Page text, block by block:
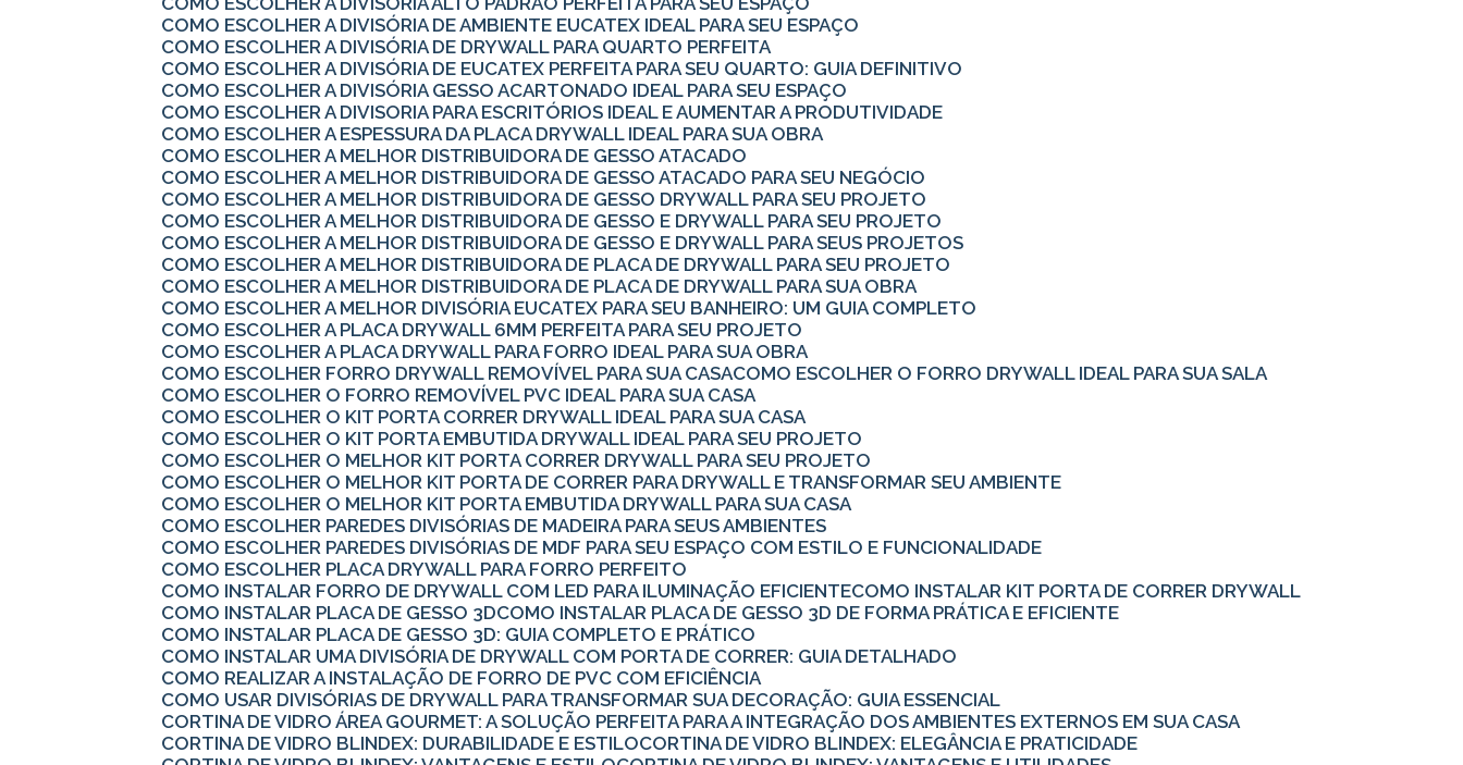
COMO ESCOLHER A DIVISÓRIA DE AMBIENTE EUCATEX IDEAL PARA SEU ESPAÇO
COMO ESCOLHER A DIVISÓRIA DE DRYWALL PARA QUARTO PERFEITA
COMO ESCOLHER A DIVISÓRIA DE EUCATEX PERFEITA PARA SEU QUARTO: GUIA DEFINITIVO
COMO ESCOLHER A DIVISÓRIA GESSO ACARTONADO IDEAL PARA SEU ESPAÇO
COMO ESCOLHER A DIVISORIA PARA ESCRITÓRIOS IDEAL E AUMENTAR A PRODUTIVIDADE
COMO ESCOLHER A ESPESSURA DA PLACA DRYWALL IDEAL PARA SUA OBRA
COMO ESCOLHER A MELHOR DISTRIBUIDORA DE GESSO ATACADO
COMO ESCOLHER A MELHOR DISTRIBUIDORA DE GESSO ATACADO PARA SEU NEGÓCIO
COMO ESCOLHER A MELHOR DISTRIBUIDORA DE GESSO DRYWALL PARA SEU PROJETO
COMO ESCOLHER A MELHOR DISTRIBUIDORA DE GESSO E DRYWALL PARA SEU PROJETO
COMO ESCOLHER A MELHOR DISTRIBUIDORA DE GESSO E DRYWALL PARA SEUS PROJETOS
COMO ESCOLHER A MELHOR DISTRIBUIDORA DE PLACA DE DRYWALL PARA SEU PROJETO
COMO ESCOLHER A MELHOR DISTRIBUIDORA DE PLACA DE DRYWALL PARA SUA OBRA
COMO ESCOLHER A MELHOR DIVISÓRIA EUCATEX PARA SEU BANHEIRO: UM GUIA COMPLETO
COMO ESCOLHER A PLACA DRYWALL 6MM PERFEITA PARA SEU PROJETO
COMO ESCOLHER A PLACA DRYWALL PARA FORRO IDEAL PARA SUA OBRA
COMO ESCOLHER FORRO DRYWALL REMOVÍVEL PARA SUA CASA COMO ESCOLHER O FORRO DRYWALL IDEAL PARA SUA SALA
COMO ESCOLHER O FORRO REMOVÍVEL PVC IDEAL PARA SUA CASA
COMO ESCOLHER O KIT PORTA CORRER DRYWALL IDEAL PARA SUA CASA
COMO ESCOLHER O KIT PORTA EMBUTIDA DRYWALL IDEAL PARA SEU PROJETO
COMO ESCOLHER O MELHOR KIT PORTA CORRER DRYWALL PARA SEU PROJETO
COMO ESCOLHER O MELHOR KIT PORTA DE CORRER PARA DRYWALL E TRANSFORMAR SEU AMBIENTE
COMO ESCOLHER O MELHOR KIT PORTA EMBUTIDA DRYWALL PARA SUA CASA
COMO ESCOLHER PAREDES DIVISÓRIAS DE MADEIRA PARA SEUS AMBIENTES
COMO ESCOLHER PAREDES DIVISÓRIAS DE MDF PARA SEU ESPAÇO COM ESTILO E FUNCIONALIDADE
COMO ESCOLHER PLACA DRYWALL PARA FORRO PERFEITO
COMO INSTALAR FORRO DE DRYWALL COM LED PARA ILUMINAÇÃO EFICIENTE COMO INSTALAR KIT PORTA DE CORRER DRYWALL
COMO INSTALAR PLACA DE GESSO 3D
COMO INSTALAR PLACA DE GESSO 3D DE FORMA PRÁTICA E EFICIENTE
COMO INSTALAR PLACA DE GESSO 3D: GUIA COMPLETO E PRÁTICO
COMO INSTALAR UMA DIVISÓRIA DE DRYWALL COM PORTA DE CORRER: GUIA DETALHADO
COMO REALIZAR A INSTALAÇÃO DE FORRO DE PVC COM EFICIÊNCIA
COMO USAR DIVISÓRIAS DE DRYWALL PARA TRANSFORMAR SUA DECORAÇÃO: GUIA ESSENCIAL
CORTINA DE VIDRO ÁREA GOURMET: A SOLUÇÃO PERFEITA PARA A INTEGRAÇÃO DOS AMBIENTES EXTERNOS EM SUA CASA
CORTINA DE VIDRO BLINDEX: DURABILIDADE E ESTILO
CORTINA DE VIDRO BLINDEX: ELEGÂNCIA E PRATICIDADE